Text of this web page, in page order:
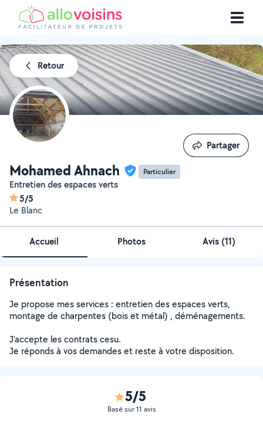
Retour
Mohamed Ahnach Particulier
Entretien des espaces verts
5/5
Le Blanc
Partager
Partager
Accueil Photos Avis (11)
Présentation
Je propose mes services : entretien des espaces verts,
montage de charpentes (bois et métal) , déménagements.
J'accepte les contrats cesu.
Je réponds à vos demandes et reste à votre disposition.
5/5
Basé sur 11 avis